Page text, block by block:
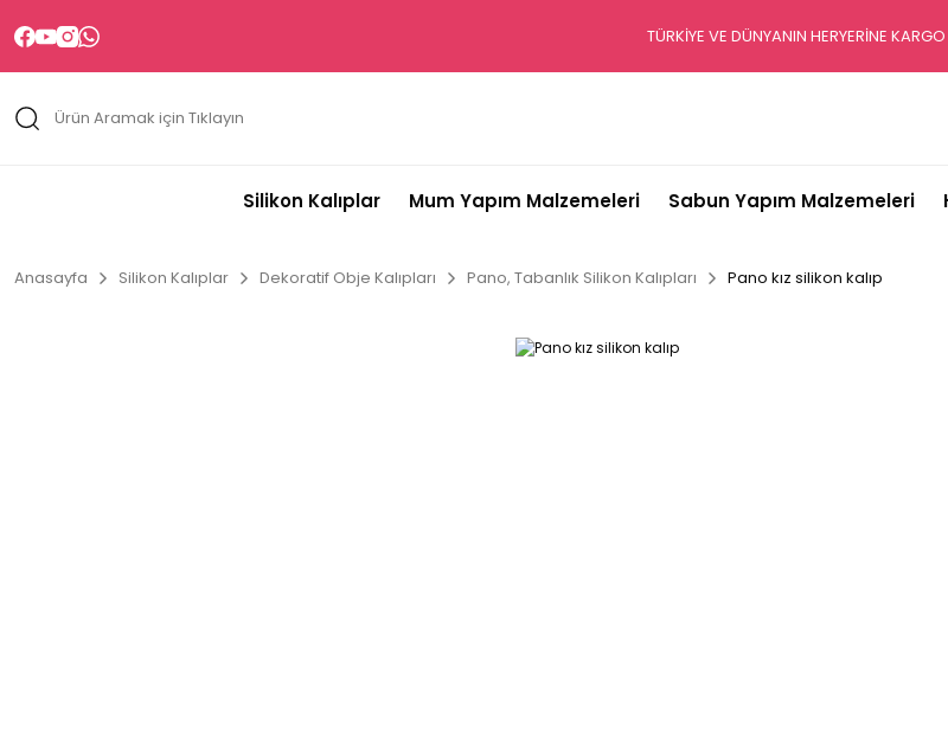
TÜRKİYE VE DÜNYANIN HERYERİNE KARGO
Silikon Kalıplar Mum Yapım Malzemeleri Sabun Yapım Malzemeleri
Anasayfa Silikon Kalıplar Dekoratif Obje Kalıpları Pano, Tabanlık Silikon Kalıpları Pano kız silikon kalıp